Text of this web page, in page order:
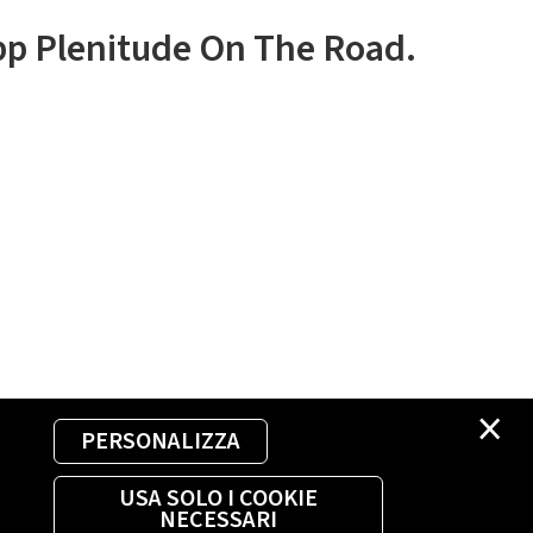
×
PERSONALIZZA
USA SOLO I COOKIE
NECESSARI
Plenitude On The Road.